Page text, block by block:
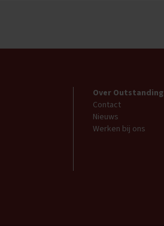
Over Outstanding
Contact
Nieuws
Werken bij ons